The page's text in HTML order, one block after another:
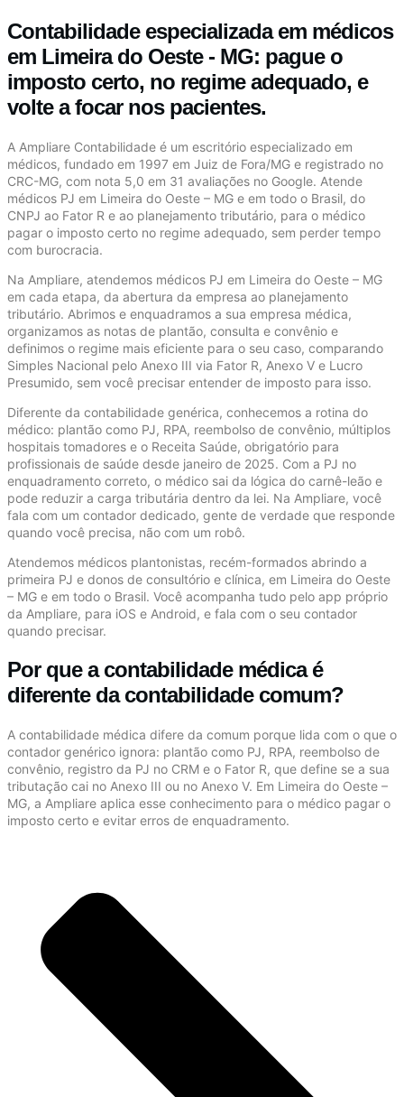
Contabilidade especializada em médicos
em Limeira do Oeste - MG: pague o
imposto certo, no regime adequado, e
volte a focar nos pacientes.
A Ampliare Contabilidade é um escritório especializado em
médicos, fundado em 1997 em Juiz de Fora/MG e registrado no
CRC-MG, com nota 5,0 em 31 avaliações no Google. Atende
médicos PJ em Limeira do Oeste – MG e em todo o Brasil, do
CNPJ ao Fator R e ao planejamento tributário, para o médico
pagar o imposto certo no regime adequado, sem perder tempo
com burocracia.
Na Ampliare, atendemos médicos PJ em Limeira do Oeste – MG
em cada etapa, da abertura da empresa ao planejamento
tributário. Abrimos e enquadramos a sua empresa médica,
organizamos as notas de plantão, consulta e convênio e
definimos o regime mais eficiente para o seu caso, comparando
Simples Nacional pelo Anexo III via Fator R, Anexo V e Lucro
Presumido, sem você precisar entender de imposto para isso.
Diferente da contabilidade genérica, conhecemos a rotina do
médico: plantão como PJ, RPA, reembolso de convênio, múltiplos
hospitais tomadores e o Receita Saúde, obrigatório para
profissionais de saúde desde janeiro de 2025. Com a PJ no
enquadramento correto, o médico sai da lógica do carnê-leão e
pode reduzir a carga tributária dentro da lei. Na Ampliare, você
fala com um contador dedicado, gente de verdade que responde
quando você precisa, não com um robô.
Atendemos médicos plantonistas, recém-formados abrindo a
primeira PJ e donos de consultório e clínica, em Limeira do Oeste
– MG e em todo o Brasil. Você acompanha tudo pelo app próprio
da Ampliare, para iOS e Android, e fala com o seu contador
quando precisar.
Por que a contabilidade médica é
diferente da contabilidade comum?
A contabilidade médica difere da comum porque lida com o que o
contador genérico ignora: plantão como PJ, RPA, reembolso de
convênio, registro da PJ no CRM e o Fator R, que define se a sua
tributação cai no Anexo III ou no Anexo V. Em Limeira do Oeste –
MG, a Ampliare aplica esse conhecimento para o médico pagar o
imposto certo e evitar erros de enquadramento.